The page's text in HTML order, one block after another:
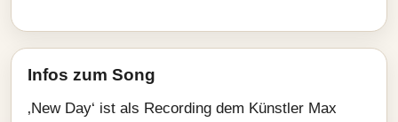
Infos zum Song
‚New Day‘ ist als Recording dem Künstler Max